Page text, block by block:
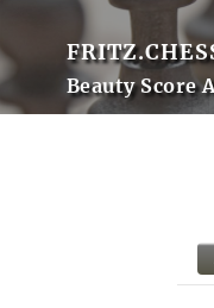
Beauty Score